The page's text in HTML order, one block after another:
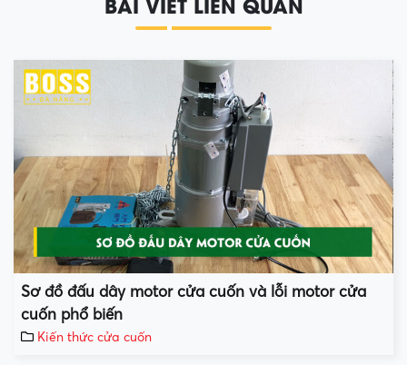
Sơ đồ đấu dây motor cửa cuốn và lỗi motor cửa
cuốn phổ biến
Kiến thức cửa cuốn